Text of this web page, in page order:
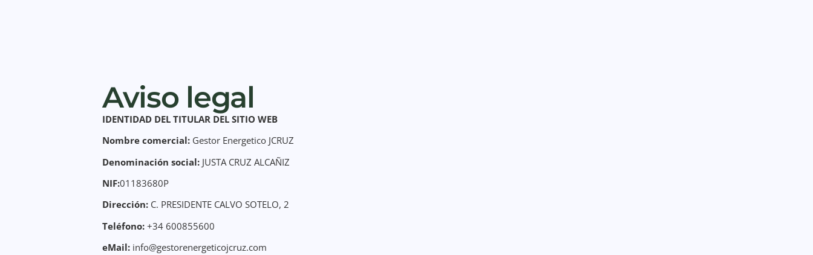
Aviso legal
IDENTIDAD DEL TITULAR DEL SITIO WEB
Nombre comercial: Gestor Energetico JCRUZ
Denominación social: JUSTA CRUZ ALCAÑIZ
NIF:01183680P
Dirección: C. PRESIDENTE CALVO SOTELO, 2
Teléfono:+34600855600
eMail: info@gestorenergeticojcruz.com